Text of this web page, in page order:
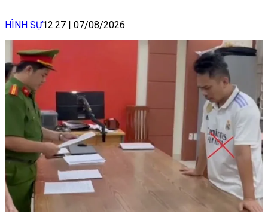
HÌNH SỰ12:27 | 07/08/2026